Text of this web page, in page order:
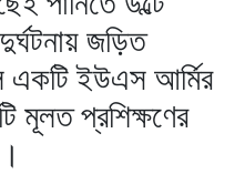
জড়িত
একটি ইউএস আর্মির
মূলত প্রশিক্ষণের